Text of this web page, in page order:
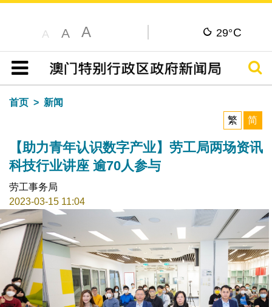
A A A 29°C
目录
搜寻
首页
新闻
繁
简
【助力青年认识数字产业】劳工局两场资讯
科技行业讲座 逾70人参与
劳工事务局
2023-03-15 11:04